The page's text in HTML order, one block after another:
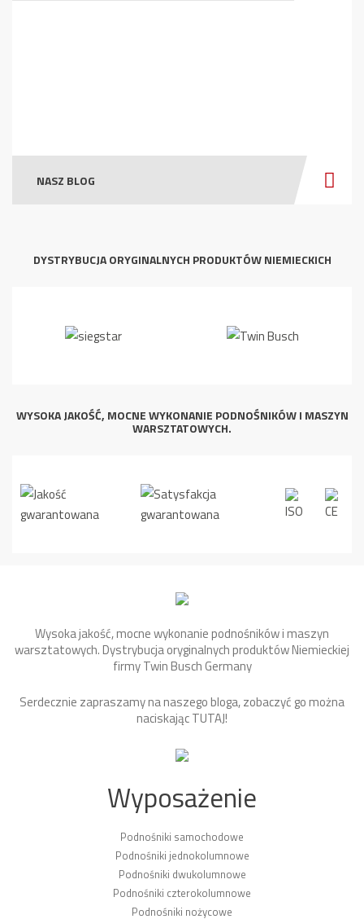
NASZ BLOG
DYSTRYBUCJA ORYGINALNYCH PRODUKTÓW NIEMIECKICH
WYSOKA JAKOŚĆ, MOCNE WYKONANIE PODNOŚNIKÓW I MASZYN
WARSZTATOWYCH.
Wysoka jakość, mocne wykonanie podnośników i maszyn
warsztatowych. Dystrybucja oryginalnych produktów Niemieckiej
firmy Twin Busch Germany
Serdecznie zapraszamy na naszego bloga, zobaczyć go można
naciskającTUTAJ!
Wyposażenie
Podnośniki samochodowe
Podnośniki jednokolumnowe
Podnośniki dwukolumnowe
Podnośniki czterokolumnowe
Podnośniki nożycowe